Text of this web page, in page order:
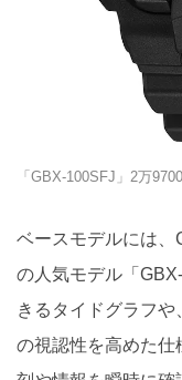
「GBX-100SFJ」2万
ベースモデルには、
の人気モデル「
きるタイドグラフ
の視認性を高めた仕